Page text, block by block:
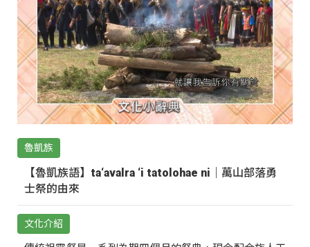
魯凱族
【魯凱族語】ta‘avalra ‘i tatolohae ni｜萬山部落勇
士祭的由來
文化介紹